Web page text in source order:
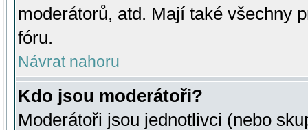
moderátorů, atd. Mají také všechny
fóru.
Návrat nahoru
Kdo jsou moderátoři?
Moderátoři jsou jednotlivci (nebo